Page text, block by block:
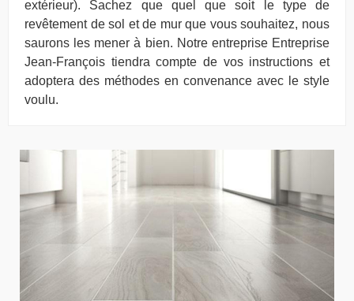
extérieur). Sachez que quel que soit le type de
revêtement de sol et de mur que vous souhaitez, nous
saurons les mener à bien. Notre entreprise Entreprise
Jean-François tiendra compte de vos instructions et
adoptera des méthodes en convenance avec le style
voulu.